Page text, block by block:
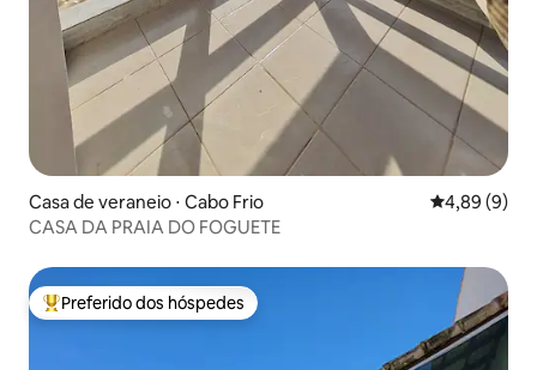
Casa de veraneio ⋅ Cabo Frio 4,89 de uma
4,89 (9)
CASA DA PRAIA DO FOGUETE
Entre os melhores preferidos dos hóspedes
Preferido dos hóspedes